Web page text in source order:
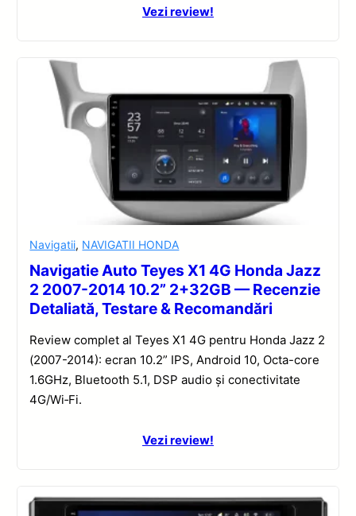
Vezi review!
Navigatii, NAVIGATII HONDA
Navigatie Auto Teyes X1 4G Honda Jazz
2 2007-2014 10.2” 2+32GB — Recenzie
Detaliată, Testare & Recomandări
Review complet al Teyes X1 4G pentru Honda Jazz 2
(2007-2014): ecran 10.2” IPS, Android 10, Octa-core
1.6GHz, Bluetooth 5.1, DSP audio și conectivitate
4G/Wi‑Fi.
Vezi review!